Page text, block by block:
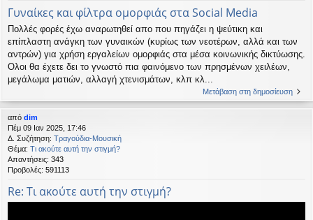
Γυναίκες και φίλτρα ομορφιάς στα Social Media
Πολλές φορές έχω αναρωτηθεί απο που πηγάζει η ψεύτικη και
επίπλαστη ανάγκη των γυναικών (κυρίως των νεοτέρων, αλλά και των
αντρών) για χρήση εργαλείων ομορφιάς στα μέσα κοινωνικής δικτύωσης.
Ολοι θα έχετε δει το γνωστό πια φαινόμενο των πρησμένων χειλέων,
μεγάλωμα ματιών, αλλαγή χτενισμάτων, κλπ κλ...
Μετάβαση στη δημοσίευση
από dim
Πέμ 09 Ιαν 2025, 17:46
Δ. Συζήτηση: Τραγούδια-Μουσική
Θέμα: Τι ακούτε αυτή την στιγμή?
Απαντήσεις: 343
Προβολές: 591113
Re: Τι ακούτε αυτή την στιγμή?